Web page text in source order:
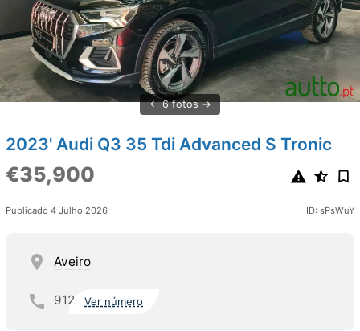
6 fotos
2023' Audi Q3 35 Tdi Advanced S Tronic
€35,900
Publicado 4 Julho 2026 ID: sPsWuY
Aveiro
912 Ver número